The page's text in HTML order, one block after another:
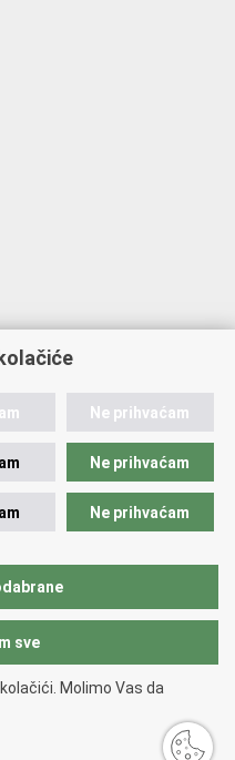
Ne prihvaćam
Ne prihvaćam
Ne prihvaćam
sve
Molimo Vas da